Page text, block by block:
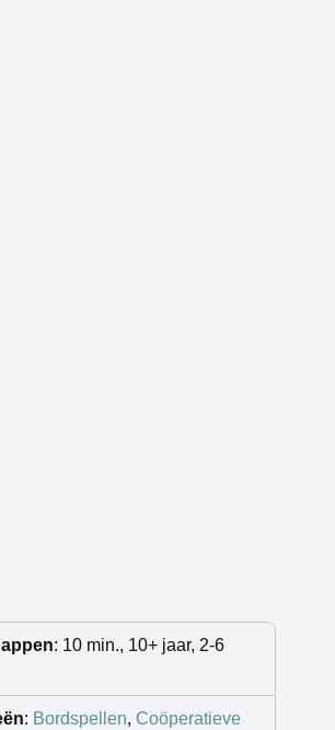
: 10 min., 10+ jaar, 2-6
: Bordspellen, Coöperatieve